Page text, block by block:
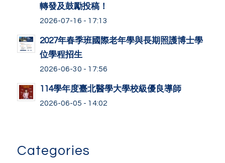
轉發及鼓勵投稿！
2026-07-16 - 17:13
2027年春季班國際老年學與長期照護博士學
位學程招生
2026-06-30 - 17:56
114學年度臺北醫學大學校級優良導師
2026-06-05 - 14:02
Categories